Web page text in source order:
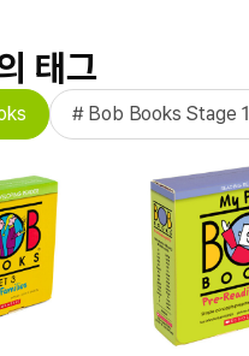
태그
# Bob Books Stage 1